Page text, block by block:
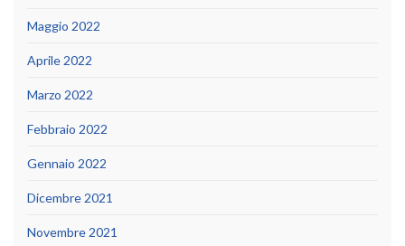
Maggio 2022
Aprile 2022
Marzo 2022
Febbraio 2022
Gennaio 2022
Dicembre 2021
Novembre 2021